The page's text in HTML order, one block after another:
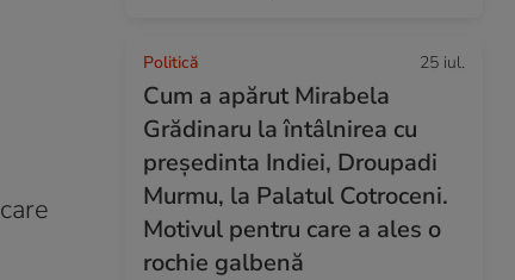
Politică 25 iul.
Cum a apărut Mirabela
Grădinaru la întâlnirea cu
președinta Indiei, Droupadi
Murmu, la Palatul Cotroceni.
Motivul pentru care a ales o
rochie galbenă